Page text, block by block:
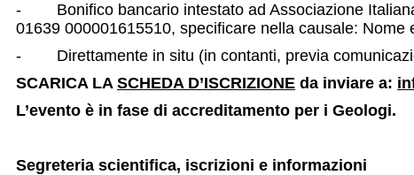
- Bonifico bancario intestato ad Associazione Italiana
01639 000001615510, specificare nella causale: Nome
- Direttamente in situ (in contanti, previa
SCARICA LA SCHEDA D’ISCRIZIONE da inviare a:
L’evento è in fase di accreditamento per i Geologi.
Segreteria scientifica, iscrizioni e informazioni